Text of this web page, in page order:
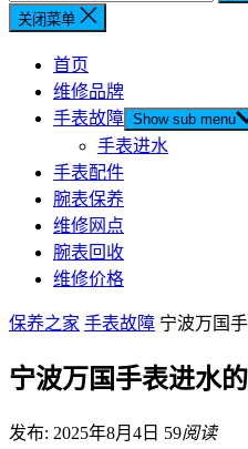
关闭菜单
首页
维修品牌
手表故障 Show sub menu
手表进水
手表配件
腕表保养
维修网点
腕表回收
维修价格
保养之家 手表故障 宁波万国
宁波万国手表进水
发布: 2025年8月4日 59阅读